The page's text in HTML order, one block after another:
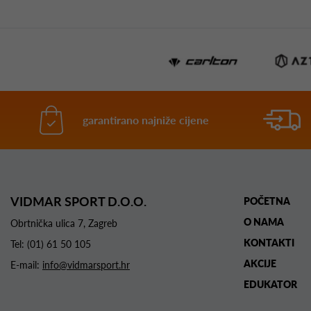
garantirano najniže cijene
VIDMAR SPORT D.O.O.
Obrtnička ulica 7, Zagreb
Tel: (01) 61 50 105
E-mail: info@vidmarsport.hr
POČETNA
O NAMA
KONTAKTI
AKCIJE
EDUKATOR